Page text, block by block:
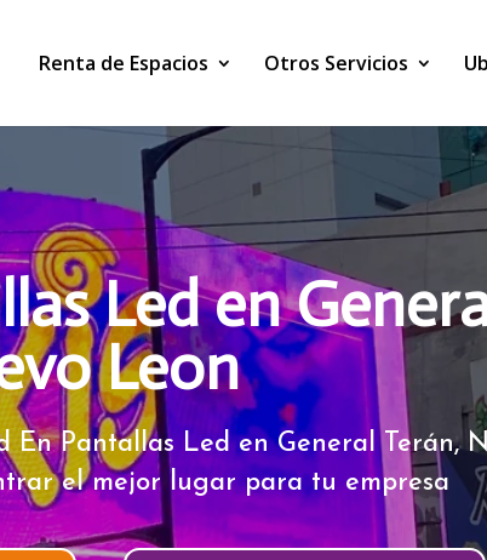
Renta de Espacios Otros Servicios
Led en
Leon
En Pantallas Led en General Terán,
el mejor lugar para tu empresa